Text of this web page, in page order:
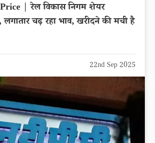
| रेल विकास निगम शेयर
चढ़ रहा भाव, खरीदने की मची है
22nd Sep 2025